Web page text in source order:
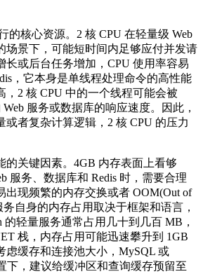
核心资源。2 核 CPU 在轻量级 Web
场景下，可能短时间内足够应付并发请
长或后台任务增加，CPU 使用率容易
，它本身是单线程处理命令的高性能
，2 核 CPU 中的一个线程可能会被
服务或数据库的响应速度。因此，
或者复杂计算逻辑，2 核 CPU 的压力
关键因素。4GB 内存表面上看够
服务、数据库和 Redis 时，需要合理
出现频繁的内存交换或者 OOM(Out of
务自身的内存占用取决于框架和语言，
的轻量服务通常占用几十到几百 MB，
栈，内存占用可能迅速攀升到 1GB
虑缓存和连接池大小，MySQL 或
下，建议给缓冲区和查询缓存预留至